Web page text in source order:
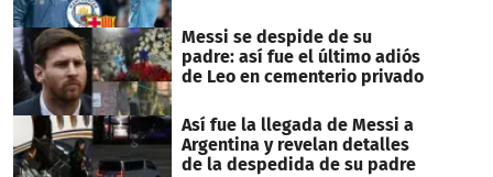
Messi se despide de su
padre: así fue el último adiós
de Leo en cementerio privado
Así fue la llegada de Messi a
Argentina y revelan detalles
de la despedida de su padre